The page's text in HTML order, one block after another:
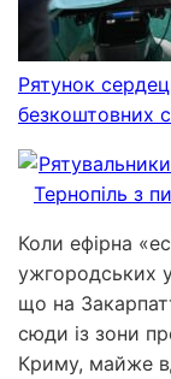
Рятунок
безкоштовних
Коли ефірна
ужгородських
що на
сюди із зони
Криму, майже